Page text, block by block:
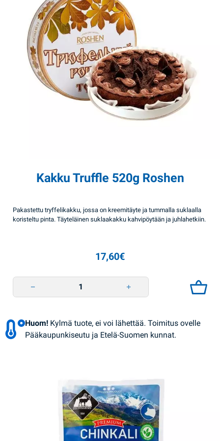
Kakku Truffle 520g Roshen
Pakastettu tryffelikakku, jossa on kreemitäyte ja tummalla suklaalla
koristeltu pinta. Täyteläinen suklaakakku kahvipöytään ja juhlahetkiin.
17,60€
Huom! Kylmä tuote, ei voi lähettää. Toimitus ovelle
Pääkaupunkiseutu ja Etelä-Suomen kunnat.